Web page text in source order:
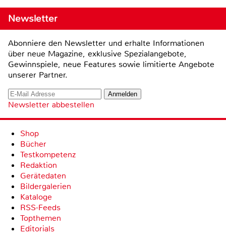
Newsletter
Abonniere den Newsletter und erhalte Informationen
über neue Magazine, exklusive Spezialangebote,
Gewinnspiele, neue Features sowie limitierte Angebote
unserer Partner.
Newsletter abbestellen
Shop
Bücher
Testkompetenz
Redaktion
Gerätedaten
Bildergalerien
Kataloge
RSS-Feeds
Topthemen
Editorials